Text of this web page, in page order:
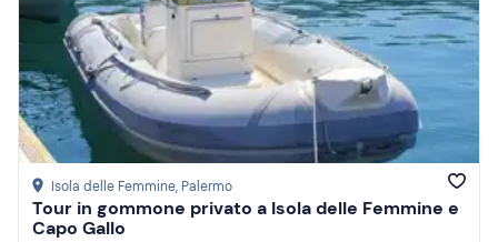
Isola delle Femmine, Palermo
Tour in gommone privato a Isola delle Femmine e
Capo Gallo